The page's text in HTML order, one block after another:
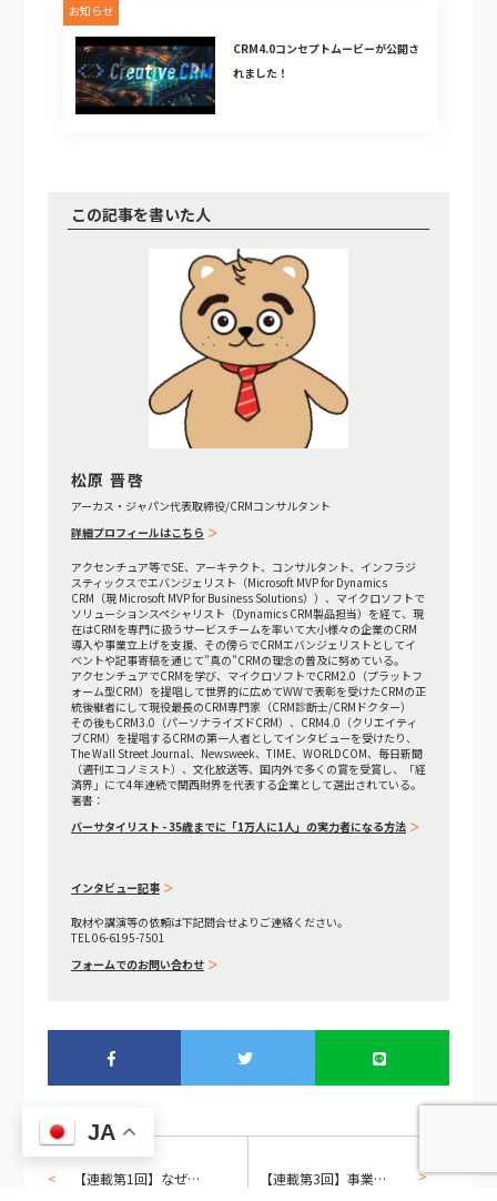
お知らせ
CRM4.0コンセプトムービーが公開さ
れました！
この記事を書いた人
松原 晋啓
アーカス・ジャパン代表取締役/CRMコンサルタント
詳細プロフィールはこちら
アクセンチュア等でSE、アーキテクト、コンサルタント、インフラジ
スティックスでエバンジェリスト（Microsoft MVP for Dynamics
CRM（現 Microsoft MVP for Business Solutions））、マイクロソフトで
ソリューションスペシャリスト（Dynamics CRM製品担当）を経て、現
在はCRMを専門に扱うサービスチームを率いて大小様々の企業のCRM
導入や事業立上げを支援、その傍らでCRMエバンジェリストとしてイ
ベントや記事寄稿を通じて"真の"CRMの理念の普及に努めている。
アクセンチュアでCRMを学び、マイクロソフトでCRM2.0（プラットフ
ォーム型CRM）を提唱して世界的に広めてWWで表彰を受けたCRMの正
統後継者にして現役最長のCRM専門家（CRM診断士/CRMドクター）
その後もCRM3.0（パーソナライズドCRM）、CRM4.0（クリエイティ
ブCRM）を提唱するCRMの第一人者としてインタビューを受けたり、
The Wall Street Journal、Newsweek、TIME、WORLDCOM、毎日新聞
（週刊エコノミスト）、文化放送等、国内外で多くの賞を受賞し、「経
済界」にて4年連続で関西財界を代表する企業として選出されている。
著書：
バーサタイリスト - 35歳までに「1万人に1人」の実力者になる方法
インタビュー記事
取材や講演等の依頼は下記問合せよりご連絡ください。
TEL 06-6195-7501
フォームでのお問い合わせ
【連載第1回】なぜ大企業・中堅企業のCRMは定着しないのか——エンタープライズCRM失敗の構造的原因 【連載第3回】事業部別の最適化設計 — ノーコードで「全社に一律を押し付けない」CRMを実現する
JA